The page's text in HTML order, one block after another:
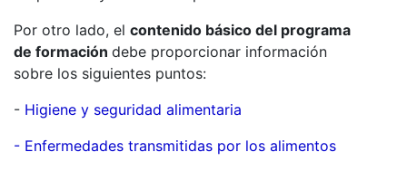
Por otro lado, el contenido básico del programa
de formación debe proporcionar información
sobre los siguientes puntos:
- Higiene y seguridad alimentaria
- Enfermedades transmitidas por los alimentos